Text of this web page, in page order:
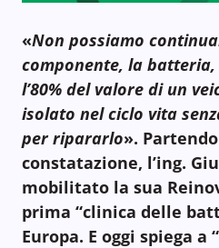
«Non possiamo
componente, la
l’80% del valore di un
isolato nel ciclo vita
per ripararlo».
constatazione, l’ing.
mobilitato la sua
prima “clinica delle
Europa. E oggi spiega a